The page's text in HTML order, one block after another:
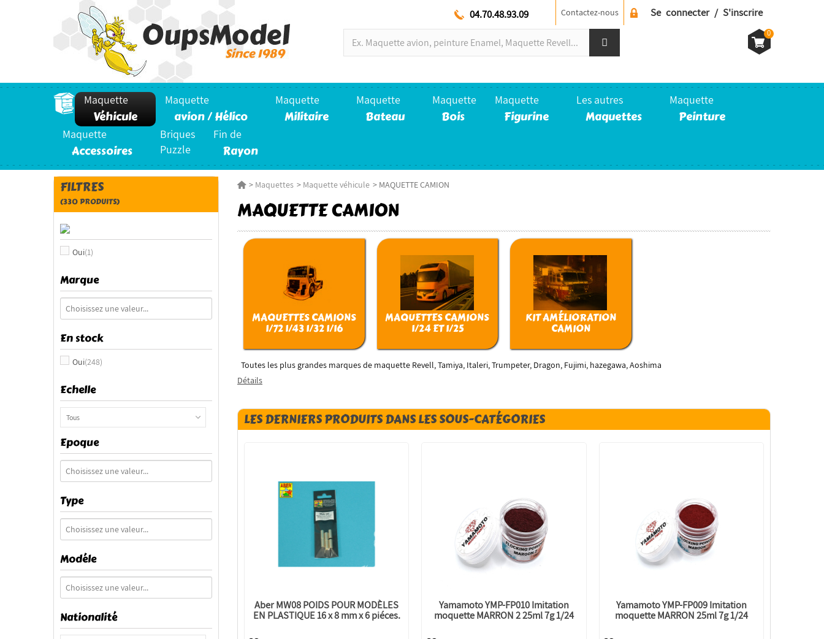
Se connecter / S'inscrire
Contactez-nous
04.70.48.93.09
0
Maquette
Véhicule
Maquette
avion / Hélico
Maquette
Militaire
Maquette
Bateau
Maquette
Bois
Maquette
Figurine
Les autres
Maquettes
Maquette
Peinture
Maquette
Accessoires
Briques
Puzzle
Fin de
Rayon
FILTRES
(330 PRODUITS)
Oui(1)
Marque
En stock
Oui(248)
Echelle
Tous
Epoque
Type
Modéle
Nationalité
> Maquettes > Maquette véhicule > MAQUETTE CAMION
MAQUETTE CAMION
MAQUETTES CAMIONS
1/72 1/43 1/32 1/16
MAQUETTES CAMIONS
1/24 ET 1/25
KIT AMÉLIORATION
CAMION
Toutes les plus grandes marques de maquette Revell, Tamiya, Italeri, Trumpeter, Dragon, Fujimi, hazegawa, Aoshima
Détails
LES DERNIERS PRODUITS DANS LES SOUS-CATÉGORIES
Aber MW08 POIDS POUR MODÈLES
EN PLASTIQUE 16 x 8 mm x 6 piéces.
Yamamoto YMP-FP010 Imitation
moquette MARRON 2 25ml 7g 1/24
Yamamoto YMP-FP009 Imitation
moquette MARRON 25ml 7g 1/24